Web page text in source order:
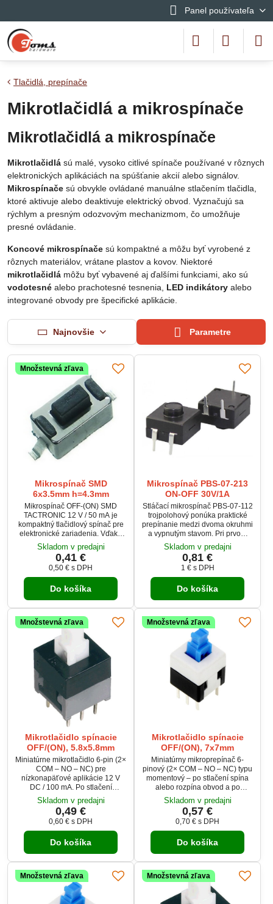
Panel používateľa
Tlačidlá, prepínače
Mikrotlačidlá a mikrospínače
Mikrotlačidlá a mikrospínače
Mikrotlačidlá sú malé, vysoko citlivé spínače používané v rôznych
elektronických aplikáciách na spúšťanie akcií alebo signálov.
Mikrospínače sú obvykle ovládané manuálne stlačením tlačidla,
ktoré aktivuje alebo deaktivuje elektrický obvod. Vyznačujú sa
rýchlym a presným odozvovým mechanizmom, čo umožňuje
presné ovládanie.
Koncové mikrospínače sú kompaktné a môžu byť vyrobené z
rôznych materiálov, vrátane plastov a kovov. Niektoré
mikrotlačidlá môžu byť vybavené aj ďalšími funkciami, ako sú
vodotesné alebo prachotesné tesnenia, LED indikátory alebo
integrované obvody pre špecifické aplikácie.
Najnovšie Parametre
Množstevná zľava
Mikrospínač SMD
6x3.5mm h=4.3mm
Mikrospínač OFF-(ON) SMD
TACTRONIC 12 V / 50 mA je
kompaktný tlačidlový spínač pre
elektronické zariadenia. Vďaka
nízkemu profilu a SMD
prevedeniu je ideálny pre DPS.
Ponúka spoľahlivú funkciu s
dlhou životnosťou až 50 000
cyklov. Vhodný pre ovládanie v
spotrebnej aj priemyselnej
Skladom v predajni
0,41 €
0,50 € s DPH
Do košíka
Mikrospínač PBS-07-213
ON-OFF 30V/1A
Stláčací mikrospínač PBS-07-112
trojpolohový ponúka praktické
prepínanie medzi dvoma okruhmi
a vypnutým stavom. Pri prvom
stlačení zopne Pin 1–2, pri
druhom Pin 1–3 a pri treťom sa
vráti do OFF polohy. Je určený
pre napätie do 30 V a prúd 1 A.
Kompaktné rozmery a 3 piny z
neho robia ideálnu voľbu pre
presné ovládanie elektroniky.
Skladom v predajni
0,81 €
1 € s DPH
Do košíka
Množstevná zľava
Mikrotlačidlo spínacie
OFF/(ON), 5.8x5.8mm
Miniatúrne mikrotlačidlo 6-pin (2×
COM – NO – NC) pre
nízkonapäťové aplikácie 12 V
DC / 100 mA. Po stlačení
dočasne spína alebo rozpína
obvod – nedrží polohu. Ideálne
pre elektronické projekty,
ovládacie panely či prototypové
dosky. Jednoduchá montáž
spájkovaním.
Skladom v predajni
0,49 €
0,60 € s DPH
Do košíka
Množstevná zľava
Mikrotlačidlo spínacie
OFF/(ON), 7x7mm
Miniatúrny mikroprepínač 6-
pinový (2× COM – NO – NC) typu
momentový – po stlačení spína
alebo rozpína obvod a po
uvoľnení sa vráti späť. Určený
pre nízkonapäťové aplikácie 12
V DC / 100 mA. Ideálny pre
elektronické projekty, ovládacie
panely a DIY konštrukcie.
Dostupný vo farebných
variantoch podľa aktuálneho
skladu.
Skladom v predajni
0,57 €
0,70 € s DPH
Do košíka
Množstevná zľava Množstevná zľava